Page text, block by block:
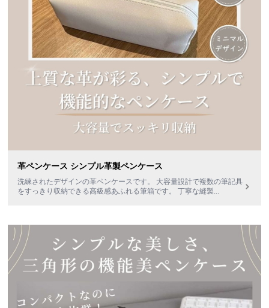
革ペンケース シンプル革製ペンケース
洗練されたデザインの革ペンケースです。 大容量設計で複数の筆記具
をすっきり収納できる高級感あふれる筆箱です。 丁寧な縫製...